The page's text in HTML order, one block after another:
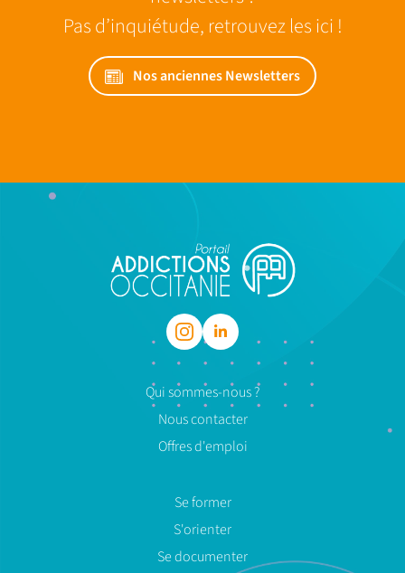
Pas d’inquiétude, retrouvez les ici !
Nos anciennes Newsletters
Qui sommes-nous ?
Nous contacter
Offres d'emploi
Se former
S'orienter
Se documenter